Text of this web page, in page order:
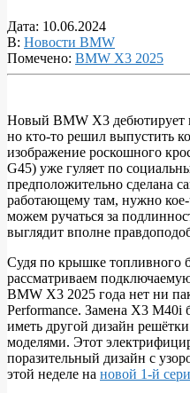
Дата: 10.06.2024
В: Новости BMW
Помечено: BMW X3 2025
Утечка
официального
изображения
BMW
X3
2025
года
демонстрирует
эффектную
решётку
радиатора
Новый BMW X3 дебютирует
но кто-то решил выпустить
изображение роскошного
G45) уже гуляет по
предположительно сделана
работающему там, нужно
можем ручаться за
выглядит вполне
Судя по крышке топливного
рассматриваем
BMW X3 2025 года нет ни
Performance. Замена X3 M40i
иметь другой дизайн
моделями. Этот
поразительный дизайн с
этой неделе на новой 1-й